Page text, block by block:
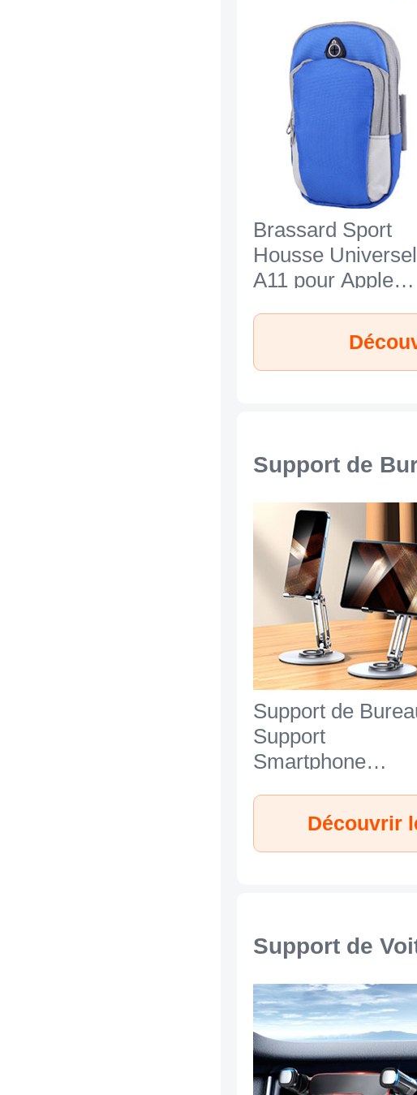
Brassard Sport
Housse Universel
A11 pour Apple
Support de
Support de
Support
Smartphone
Apple iPhone 7
Argent
Découvrir
Support de